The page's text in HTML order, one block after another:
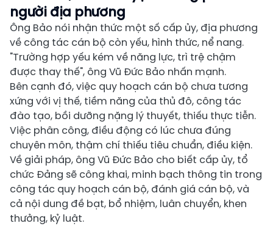
người địa phương
Ông Bảo nói nhận thức một số cấp ủy, địa phương
về công tác cán bộ còn yếu, hình thức, nể nang.
"Trường hợp yếu kém về năng lực, trì trệ chậm
được thay thế", ông Vũ Đức Bảo nhấn mạnh.
Bên cạnh đó, việc quy hoạch cán bộ chưa tương
xứng với vị thế, tiềm năng của thủ đô, công tác
đào tạo, bồi dưỡng nặng lý thuyết, thiếu thực tiễn.
Việc phân công, điều động có lúc chưa đúng
chuyên môn, thậm chí thiếu tiêu chuẩn, điều kiện.
Về giải pháp, ông Vũ Đức Bảo cho biết cấp ủy, tổ
chức Đảng sẽ công khai, minh bạch thông tin trong
công tác quy hoạch cán bộ, đánh giá cán bộ, và
cả nội dung đề bạt, bổ nhiệm, luân chuyển, khen
thưởng, kỷ luật.